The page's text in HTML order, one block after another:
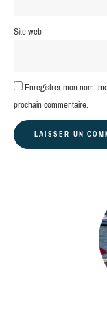
Site web
Enregistrer mon nom,
prochain commentaire.